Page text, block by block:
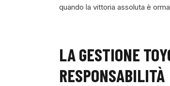
quando la vittoria assoluta è
LA GESTIONE
RESPONSABILITÀ